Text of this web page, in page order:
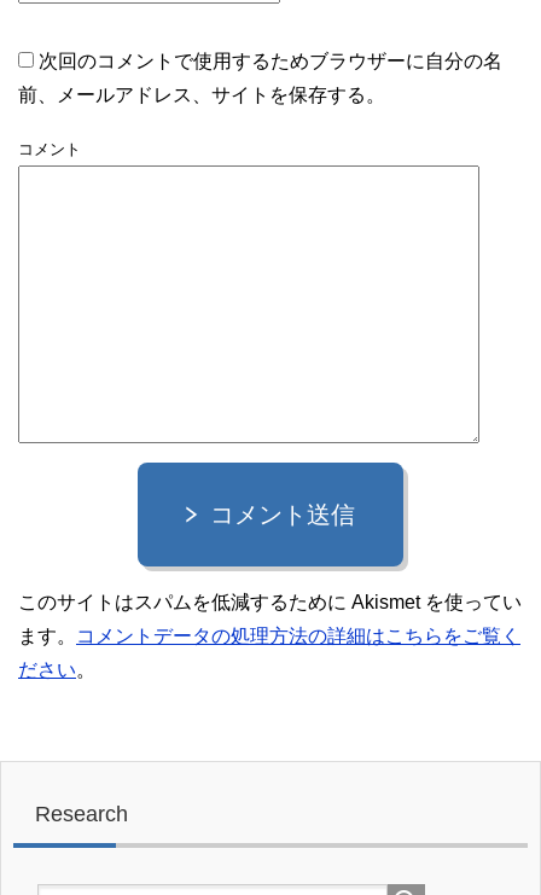
次回のコメントで使用するためブラウザーに自分の名
前、メールアドレス、サイトを保存する。
コメント
コメント送信
このサイトはスパムを低減するために Akismet を使ってい
ます。
コメントデータの処理方法の詳細はこちらをご覧く
ださい。
Research